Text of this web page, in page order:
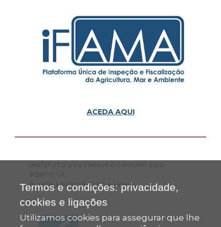
ACEDA AQUI
© 2026 | POWERED BY:pontopr
Termos e condições: privacidade,
cookies e ligações
Utilizamos cookies para assegurar que lhe